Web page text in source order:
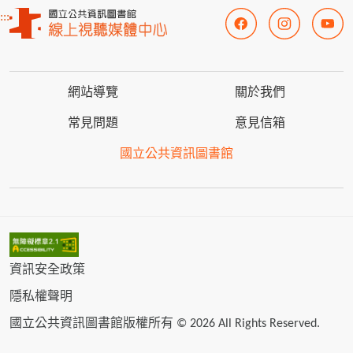
:::
網站導覽 關於我們
常見問題 意見信箱
國立公共資訊圖書館
資訊安全政策
隱私權聲明
國立公共資訊圖書館版權所有 © 2026 All Rights Reserved.